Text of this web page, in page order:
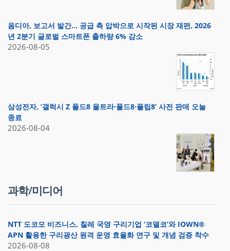
옴디아, 보고서 발간… 공급 측 압박으로 시작된 시장 재편, 2026
년 2분기 글로벌 스마트폰 출하량 6% 감소
2026-08-05
삼성전자, ‘갤럭시 Z 폴드8 울트라·폴드8·플립8’ 사전 판매 오늘
종료
2026-08-04
과학/미디어
NTT 도코모 비즈니스, 칠레 국영 구리기업 ‘코델코’와 IOWN®
APN 활용한 구리광산 원격 운영 효율화 연구 및 개념 검증 착수
2026-08-08